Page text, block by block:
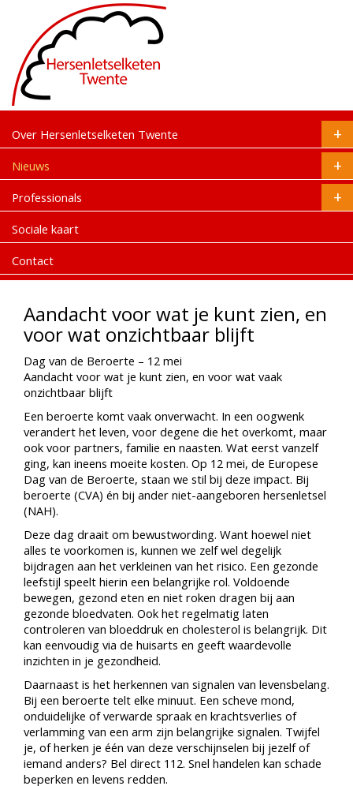
Over Hersenletselketen Twente
Nieuws
Professionals
Sociale kaart
Contact
Aandacht voor wat je kunt zien, en
voor wat onzichtbaar blijft
Dag van de Beroerte – 12 mei
Aandacht voor wat je kunt zien, en voor wat vaak
onzichtbaar blijft
Een beroerte komt vaak onverwacht. In een oogwenk
verandert het leven, voor degene die het overkomt, maar
ook voor partners, familie en naasten. Wat eerst vanzelf
ging, kan ineens moeite kosten. Op 12 mei, de Europese
Dag van de Beroerte, staan we stil bij deze impact. Bij
beroerte (CVA) én bij ander niet-aangeboren hersenletsel
(NAH).
Deze dag draait om bewustwording. Want hoewel niet
alles te voorkomen is, kunnen we zelf wel degelijk
bijdragen aan het verkleinen van het risico. Een gezonde
leefstijl speelt hierin een belangrijke rol. Voldoende
bewegen, gezond eten en niet roken dragen bij aan
gezonde bloedvaten. Ook het regelmatig laten
controleren van bloeddruk en cholesterol is belangrijk. Dit
kan eenvoudig via de huisarts en geeft waardevolle
inzichten in je gezondheid.
Daarnaast is het herkennen van signalen van levensbelang.
Bij een beroerte telt elke minuut. Een scheve mond,
onduidelijke of verwarde spraak en krachtsverlies of
verlamming van een arm zijn belangrijke signalen. Twijfel
je, of herken je één van deze verschijnselen bij jezelf of
iemand anders? Bel direct 112. Snel handelen kan schade
beperken en levens redden.